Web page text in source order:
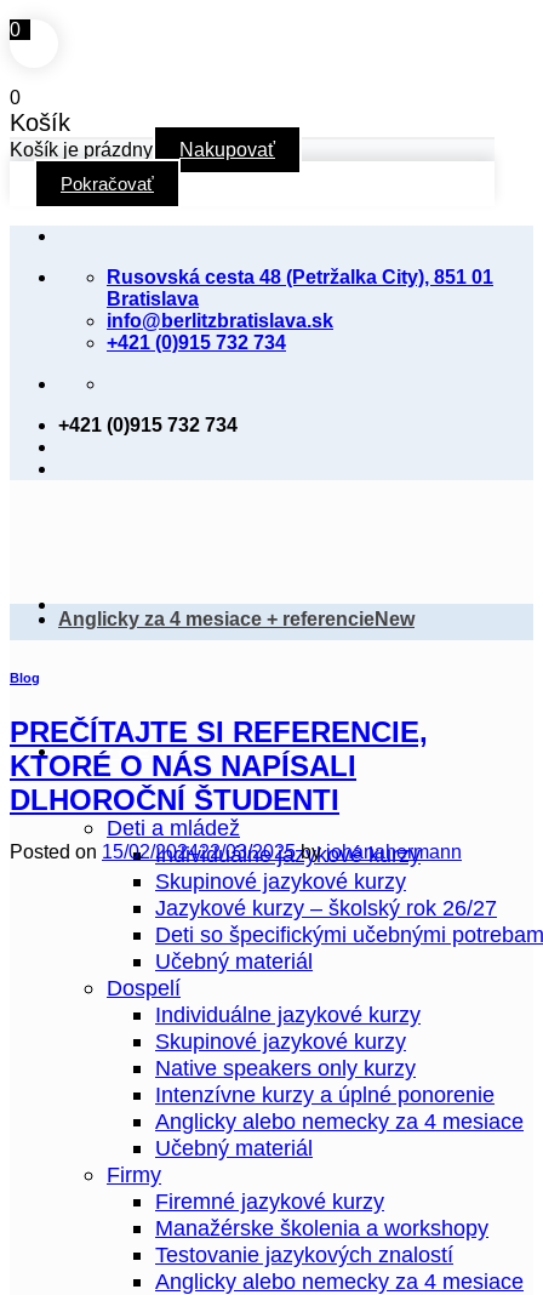
0
0
Košík
Košík je prázdny
Nakupovať
Pokračovať
Skip
content
Rusovská cesta 48 (Petržalka City), 851 01
Bratislava
info@berlitzbratislava.sk
+421 (0)915 732 734
+421 (0)915 732 734
Kurzy & Eshop
Deti a mládež
Individuálne jazykové kurzy
Skupinové jazykové kurzy
Jazykové kurzy – školský rok 26/27
Deti so špecifickými učebnými
Učebný materiál
Dospelí
Individuálne jazykové kurzy
Skupinové jazykové kurzy
Native speakers only kurzy
Intenzívne kurzy a úplné ponorenie
Anglicky alebo nemecky za 4 mesiace
Učebný materiál
Firmy
Firemné jazykové kurzy
Manažérske školenia a workshopy
Testovanie jazykových znalostí
Anglicky alebo nemecky za 4 mesiace
Anglicky za 4 mesiace + referencie
Blog
PREČÍTAJTE SI REFERENCIE,
KTORÉ O NÁS NAPÍSALI
DLHOROČNÍ ŠTUDENTI
Posted on 15/02/202422/03/2025 byjohanahermann